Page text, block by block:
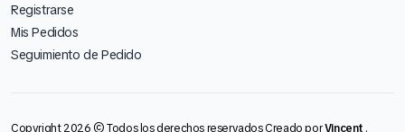
Registrarse
Mis Pedidos
Seguimiento de Pedido
Copyright 2026 © Todos los derechos reservados Creado porVincent .